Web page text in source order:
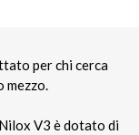
per chi cerca
mezzo.
V3 è dotato di